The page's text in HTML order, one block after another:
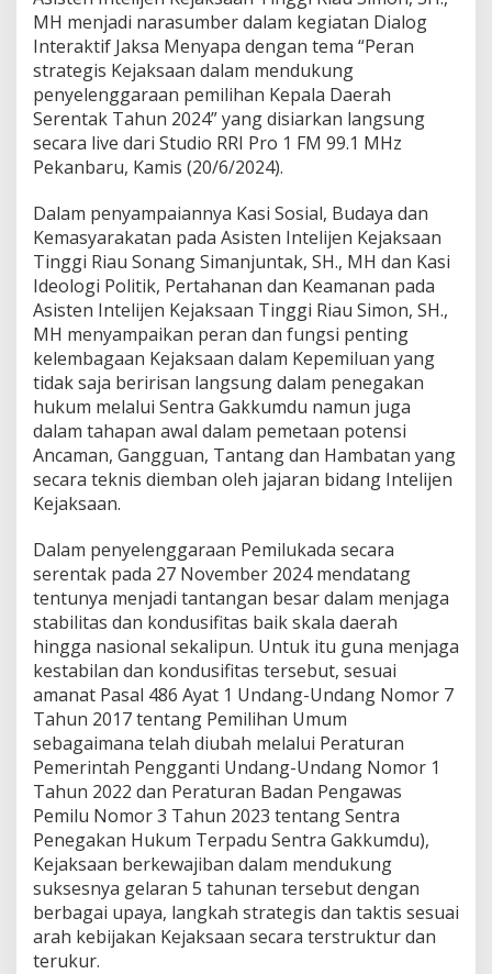
a
l
o
g
I
n
t
e
a
k
t
i
f
a
k
s
a
M
e
n
y
a
d
i
R
R
I
P
k
a
n
b
a
r
u
MH menjadi narasumber dalam kegiatan Dialog
Interaktif Jaksa Menyapa dengan tema “Peran
strategis Kejaksaan dalam mendukung
penyelenggaraan pemilihan Kepala Daerah
Serentak Tahun 2024” yang disiarkan langsung
secara live dari Studio RRI Pro 1 FM 99.1 MHz
Pekanbaru, Kamis (20/6/2024).
Dalam penyampaiannya Kasi Sosial, Budaya dan
Kemasyarakatan pada Asisten Intelijen Kejaksaan
Tinggi Riau Sonang Simanjuntak, SH., MH dan Kasi
Ideologi Politik, Pertahanan dan Keamanan pada
Asisten Intelijen Kejaksaan Tinggi Riau Simon, SH.,
MH menyampaikan peran dan fungsi penting
kelembagaan Kejaksaan dalam Kepemiluan yang
tidak saja beririsan langsung dalam penegakan
hukum melalui Sentra Gakkumdu namun juga
dalam tahapan awal dalam pemetaan potensi
Ancaman, Gangguan, Tantang dan Hambatan yang
secara teknis diemban oleh jajaran bidang Intelijen
Kejaksaan.
Dalam penyelenggaraan Pemilukada secara
serentak pada 27 November 2024 mendatang
tentunya menjadi tantangan besar dalam menjaga
stabilitas dan kondusifitas baik skala daerah
hingga nasional sekalipun. Untuk itu guna menjaga
kestabilan dan kondusifitas tersebut, sesuai
amanat Pasal 486 Ayat 1 Undang-Undang Nomor 7
Tahun 2017 tentang Pemilihan Umum
sebagaimana telah diubah melalui Peraturan
Pemerintah Pengganti Undang-Undang Nomor 1
Tahun 2022 dan Peraturan Badan Pengawas
Pemilu Nomor 3 Tahun 2023 tentang Sentra
Penegakan Hukum Terpadu Sentra Gakkumdu),
Kejaksaan berkewajiban dalam mendukung
suksesnya gelaran 5 tahunan tersebut dengan
berbagai upaya, langkah strategis dan taktis sesuai
arah kebijakan Kejaksaan secara terstruktur dan
terukur.